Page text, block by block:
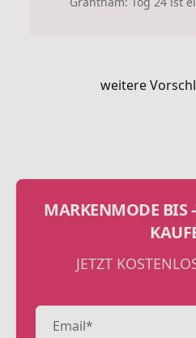
weitere
MARKENMODE BIS
JETZT